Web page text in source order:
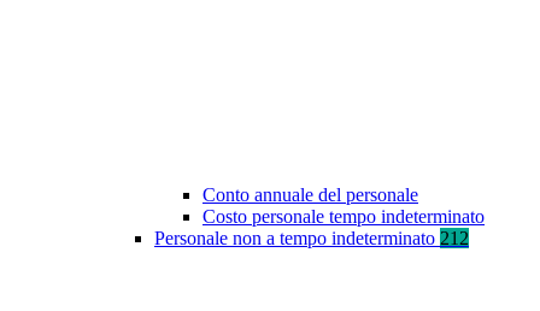
Conto annuale del personale
Costo personale tempo indeterminato
Personale non a tempo indeterminato 212